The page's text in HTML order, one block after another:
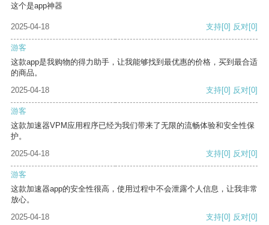
这个是app神器
2025-04-18 支持[0] 反对[0]
游客
这款app是我购物的得力助手，让我能够找到最优惠的价格，买到最合适
的商品。
2025-04-18
支持[0] 反对[0]
游客
这款加速器VPM应用程序已经为我们带来了无限的流畅体验和安全性保
护。
2025-04-18
支持[0] 反对[0]
游客
这款加速器app的安全性很高，使用过程中不会泄露个人信息，让我非常
放心。
2025-04-18
支持[0] 反对[0]